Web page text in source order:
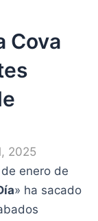
Cova
2025
enero de
» ha sacado